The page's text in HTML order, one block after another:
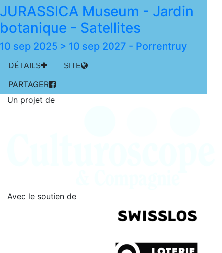
JURASSICA Museum - Jardin
botanique - Satellites
10 sep 2025 > 10 sep 2027 - Porrentruy
DÉTAILS
SITE
PARTAGER
Un projet de
Avec le soutien de